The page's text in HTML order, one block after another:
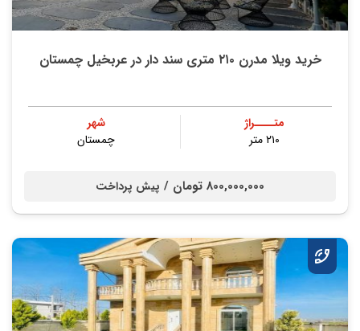
خرید ویلا مدرن ۲۱۰ متری سند دار در عربخیل چمستان
متــــراژ
۲۱۰ متر
شهر
چمستان
800,000,000 تومان / پیش پرداخت